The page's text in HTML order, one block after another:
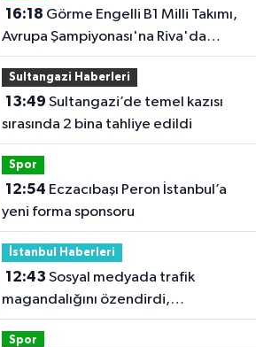
16:18
Avrupa Şampiyonası'na Riva'da
hazırlanıyor
Sultangazi Haberleri
13:49
sırasında 2 bina tahliye edildi
Spor
12:54
yeni forma sponsoru
İstanbul Haberleri
12:43
magandalığını özendirdi,
ehliyetinden oldu: 72 bin lira ceza
Spor